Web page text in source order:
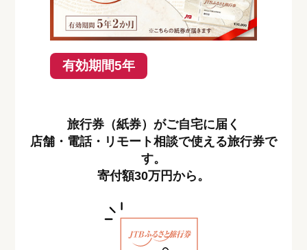
有効期間5年
旅行券（紙券）がご自宅に届く
店舗・電話・リモート相談で使える旅行券で
す。
寄付額30万円から。